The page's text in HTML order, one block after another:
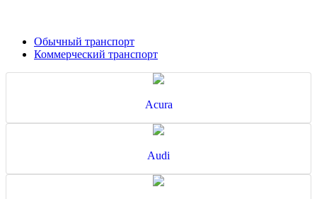
Обычный транспорт
Коммерческий транспорт
Acura
Audi